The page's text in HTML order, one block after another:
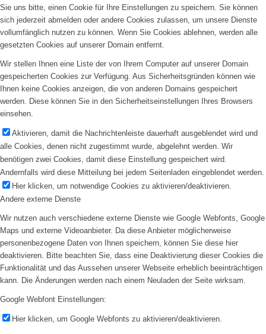
Sie uns bitte, einen Cookie für Ihre Einstellungen zu speichern. Sie können
sich jederzeit abmelden oder andere Cookies zulassen, um unsere Dienste
vollumfänglich nutzen zu können. Wenn Sie Cookies ablehnen, werden alle
gesetzten Cookies auf unserer Domain entfernt.
Wir stellen Ihnen eine Liste der von Ihrem Computer auf unserer Domain
gespeicherten Cookies zur Verfügung. Aus Sicherheitsgründen können wie
Ihnen keine Cookies anzeigen, die von anderen Domains gespeichert
werden. Diese können Sie in den Sicherheitseinstellungen Ihres Browsers
einsehen.
Aktivieren, damit die Nachrichtenleiste dauerhaft ausgeblendet wird und
alle Cookies, denen nicht zugestimmt wurde, abgelehnt werden. Wir
benötigen zwei Cookies, damit diese Einstellung gespeichert wird.
Andernfalls wird diese Mitteilung bei jedem Seitenladen eingeblendet werden.
Hier klicken, um notwendige Cookies zu aktivieren/deaktivieren.
Andere externe Dienste
Wir nutzen auch verschiedene externe Dienste wie Google Webfonts, Google
Maps und externe Videoanbieter. Da diese Anbieter möglicherweise
personenbezogene Daten von Ihnen speichern, können Sie diese hier
deaktivieren. Bitte beachten Sie, dass eine Deaktivierung dieser Cookies die
Funktionalität und das Aussehen unserer Webseite erheblich beeinträchtigen
kann. Die Änderungen werden nach einem Neuladen der Seite wirksam.
Google Webfont Einstellungen:
Hier klicken, um Google Webfonts zu aktivieren/deaktivieren.